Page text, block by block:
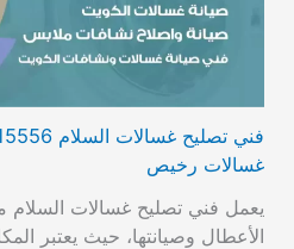
غسالات رخيص
يعمل فني تصليح غسالات السلام
الأعطال وصيانتها، حيث يعتبر